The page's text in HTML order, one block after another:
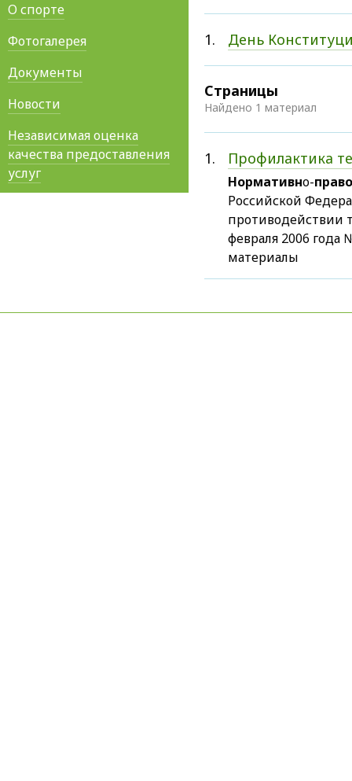
1. День
Страницы
Найдено 1 материал
1. Профилактика
Нормативно-
Российской
противодействии
февраля 2006
материалы
О спорте
Фотогалерея
Документы
Новости
Независимая оценка
качества предоставления
услуг